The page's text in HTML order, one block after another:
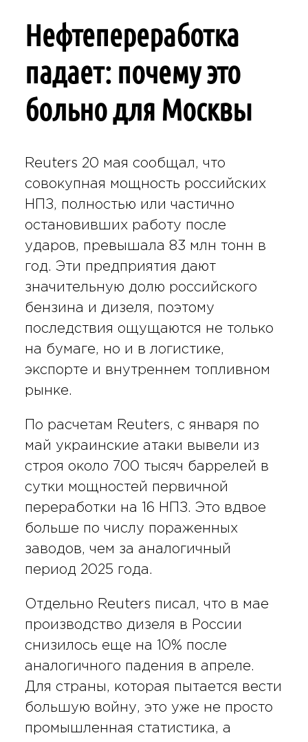
Нефтепереработка
падает: почему это
больно для Москвы
Reuters 20 мая сообщал, что
совокупная мощность российских
НПЗ, полностью или частично
остановивших работу после
ударов, превышала 83 млн тонн в
год. Эти предприятия дают
значительную долю российского
бензина и дизеля, поэтому
последствия ощущаются не только
на бумаге, но и в логистике,
экспорте и внутреннем топливном
рынке.
По расчетам Reuters, с января по
май украинские атаки вывели из
строя около 700 тысяч баррелей в
сутки мощностей первичной
переработки на 16 НПЗ. Это вдвое
больше по числу пораженных
заводов, чем за аналогичный
период 2025 года.
Отдельно Reuters писал, что в мае
производство дизеля в России
снизилось еще на 10% после
аналогичного падения в апреле.
Для страны, которая пытается вести
большую войну, это уже не просто
промышленная статистика, а